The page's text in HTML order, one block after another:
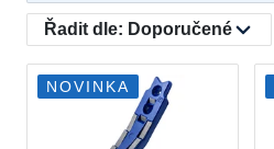
Ke
stažení
Řadit dle: Doporučené
NOVINKA